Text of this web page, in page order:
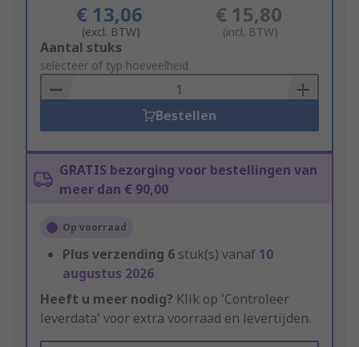
€ 13,06
(excl. BTW)
€ 15,80
(incl. BTW)
Add
to
Basket
Aantal stuks
selecteer of typ hoeveelheid
Bestellen
GRATIS bezorging voor bestellingen van
meer dan € 90,00
Op voorraad
Plus verzending 6 stuk(s) vanaf 10
augustus 2026
Heeft u meer nodig? Klik op 'Controleer
leverdata' voor extra voorraad en levertijden.